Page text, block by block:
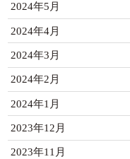
2024年5月
2024年4月
2024年3月
2024年2月
2024年1月
2023年12月
2023年11月